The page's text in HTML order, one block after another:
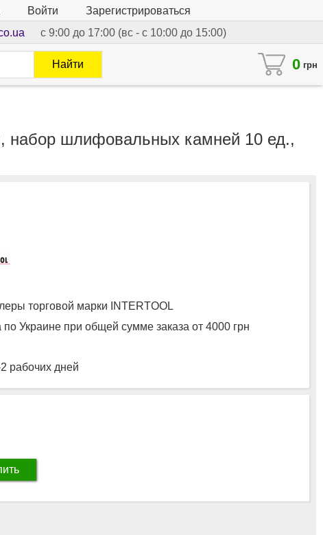
Войти
Зарегистрироваться
с 9:00 до 17:00 (вс - с 10:00 до 15:00)
0 грн
Найти
набор шлифовальных камней 10 ед.,
торговой марки INTERTOOL
по Украине при общей сумме заказа от 4000 грн
рабочих дней